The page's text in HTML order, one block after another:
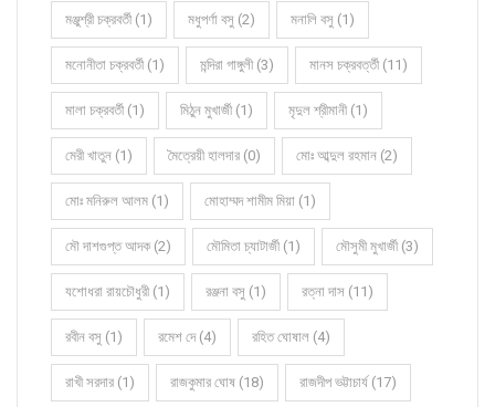
মঞ্জুশ্রী চক্রবর্তী (1) মধুপর্ণা বসু (2) মনালি বসু (1)
মনোনীতা চক্রবর্তী (1) মন্দিরা গাঙ্গুলী (3) মানস চক্রবর্ত্তী (11)
মালা চক্রবর্তী (1) মিঠুন মুখার্জী (1) মৃদুল শ্রীমানী (1)
মেরী খাতুন (1) মৈত্রেয়ী হালদার (0) মোঃ আব্দুল রহমান (2)
মোঃ মনিরুল আলম (1) মোহাম্মদ শামীম মিয়া (1)
মৌ দাশগুপ্ত আদক (2) মৌমিতা চ্যাটার্জী (1) মৌসুমী মুখার্জী (3)
যশোধরা রায়চৌধুরী (1) রঞ্জনা বসু (1) রত্না দাস (11)
রবীন বসু (1) রমেশ দে (4) রহিত ঘোষাল (4)
রাখী সরদার (1) রাজকুমার ঘোষ (18) রাজদীপ ভট্টাচার্য (17)